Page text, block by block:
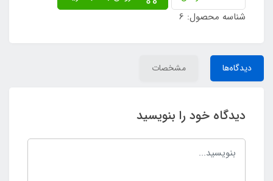
شناسه محصول: 6
دیدگاه‌ها مشخصات
دیدگاه خود را بنویسید